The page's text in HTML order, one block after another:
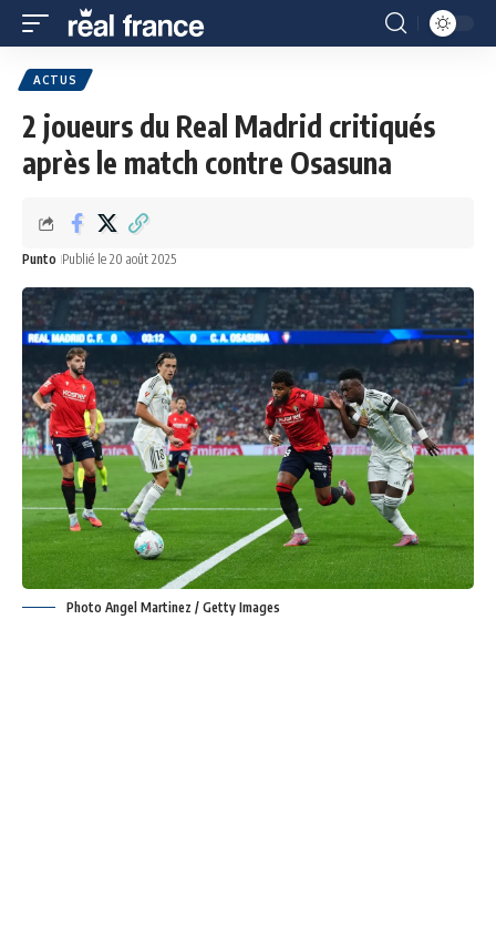
ACTUS
2 joueurs du Real Madrid critiqués
après le match contre Osasuna
Punto Publié le 20 août 2025
Photo Angel Martinez / Getty Images